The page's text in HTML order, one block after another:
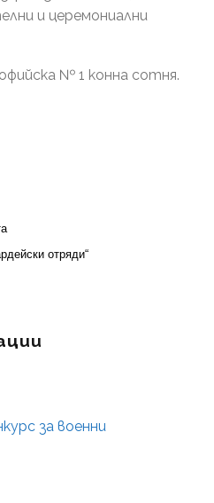
и церемониални
№ 1 конна сотня.
отряди“
за военни